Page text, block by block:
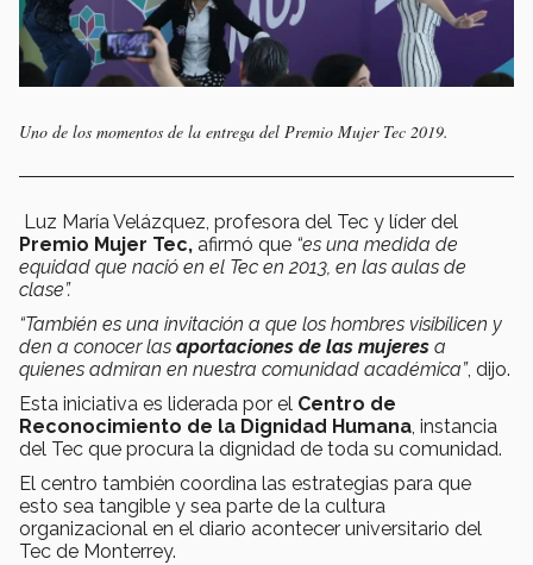
Uno de los momentos de la entrega del Premio Mujer Tec 2019.
Luz María Velázquez, profesora del Tec y líder del
Premio Mujer Tec, afirmó que “es una medida de
equidad que nació en el Tec en 2013, en las aulas de
clase”.
“También es una invitación a que los hombres visibilicen y
den a conocer las aportaciones de las mujeres a
quienes admiran en nuestra comunidad académica”, dijo.
Esta iniciativa es liderada por el Centro de
Reconocimiento de la Dignidad Humana, instancia
del Tec que procura la dignidad de toda su comunidad.
El centro también coordina las estrategias para que
esto sea tangible y sea parte de la cultura
organizacional en el diario acontecer universitario del
Tec de Monterrey.